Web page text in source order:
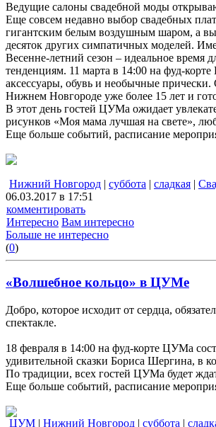
Ведущие салоны свадебной моды
Еще совсем недавно выбор свадебных
гигантским белым воздушным шаром, а
десяток других симпатичных моделей.
Весенне-летний сезон – идеальное время
тенденциям. 11 марта в 14:00 на фуд-
аксессуары, обувь и необычные
Нижнем Новгороде уже более 15 лет и
В этот день гостей ЦУМа ожидает
рисунков «Моя мама лучшая на свете»,
Еще больше событий, расписание
Нижний Новгород | суббота | сладкая |
06.03.2017 в 17:51
комментировать
Интересно Вам интересно
Больше не интересно
(0)
«Волшебное кольцо» в ЦУМе
Добро, которое исходит от сердца,
спектакле.
18 февраля в 14:00 на фуд-корте ЦУМа
удивительной сказки Бориса Шергина, в
По традиции, всех гостей ЦУМа будет
Еще больше событий, расписание
ЦУМ | Нижний Новгород | суббота |